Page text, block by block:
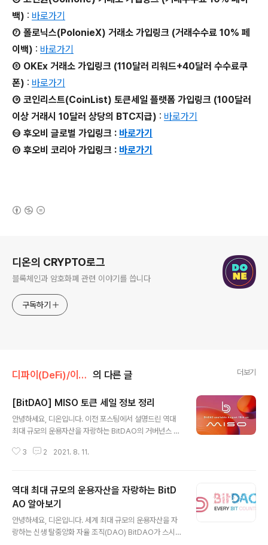
백) : 바로가기
⑦ 폴로닉스(PolonieX) 거래소 가입링크 (거래수수료 10% 페
이백) : 바로가기
⑧ OKEx 거래소 가입링크 (110달러 리워드+40달러 수수료쿠
폰) : 바로가기
⑨ 코인리스트(CoinList) 토큰세일 플랫폼 가입링크 (100달러
이상 거래시 10달러 상당의 BTC지급) : 바로가기
⑩ 후오비 글로벌 가입링크 : 바로가기
⑪ 후오비 코리아 가입링크 : 바로가기
디온의 CRYPTO로그
블록체인과 암호화폐 관련 이야기를 씁니다
구독하기
디파이(DeFi)/이더리움 의 다른 글 더보기
[BitDAO] MISO 토큰 세일 정보 정리
안녕하세요, 디온입니다. 이전 포스팅에서 설명드린 역대
최대 규모의 운용자산을 자랑하는 BitDAO의 거버넌스 토
tDAO에 대한 설명은 이전 포스팅에서 자세히 다룬 관계
용자산을 자랑하는 BitDAO 알아보기 역대 최대 규모의 운
용자산을 자랑하는 BitDAO 알아보기 안녕하세요, 디온입
니다. 세계 최대 규모의 운용자산을 자랑하는 신생 탈중앙
화 자율 조직(DAO) BitDAO가 스시스왑의 MISO를 통해
토큰 세일을 진행할 예정입니다. 토큰 세일 정보에 대해서
3 2 2021. 8. 11.
역대 최대 규모의 운용자산을 자랑하는 BitD
AO 알아보기
안녕하세요, 디온입니다. 세계 최대 규모의 운용자산을 자
랑하는 신생 탈중앙화 자율 조직(DAO) BitDAO가 스시스